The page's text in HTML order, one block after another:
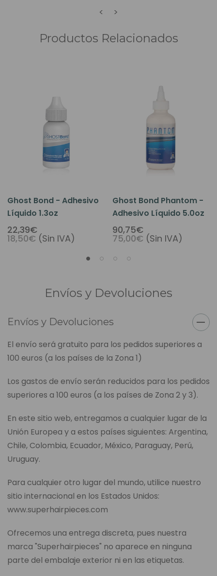
< >
Productos Relacionados
Ghost Bond - Adhesivo
Líquido 1.3oz
22,39€
18,50€ (Sin IVA)
Ghost Bond Phantom -
Adhesivo Líquido 5.0oz
90,75€
75,00€ (Sin IVA)
Envíos y Devoluciones
Envíos y Devoluciones
El envío será gratuito para los pedidos superiores a
100 euros (a los países de la Zona 1)
Los gastos de envío serán reducidos para los pedidos
superiores a 100 euros (a los países de Zona 2 y 3).
En este sitio web, entregamos a cualquier lugar de la
Unión Europea y a estos países siguientes: Argentina,
Chile, Colombia, Ecuador, México, Paraguay, Perú,
Uruguay.
Para cualquier otro lugar del mundo, utilice nuestro
sitio internacional en los Estados Unidos:
www.superhairpieces.com
Ofrecemos una entrega discreta, pues nuestra
marca "Superhairpieces" no aparece en ninguna
parte del embalaje exterior ni en las etiquetas.